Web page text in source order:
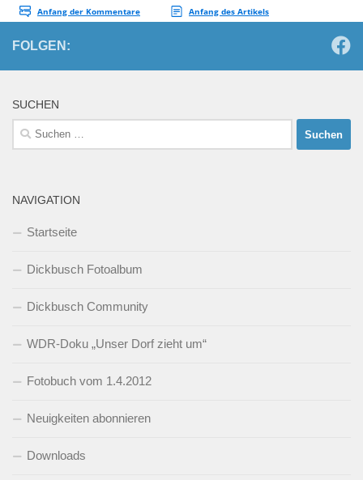
FOLGEN:
SUCHEN
Suchen
nach:
NAVIGATION
Startseite
Dickbusch Fotoalbum
Dickbusch Community
WDR-Doku „Unser Dorf zieht um“
Fotobuch vom 1.4.2012
Neuigkeiten abonnieren
Downloads